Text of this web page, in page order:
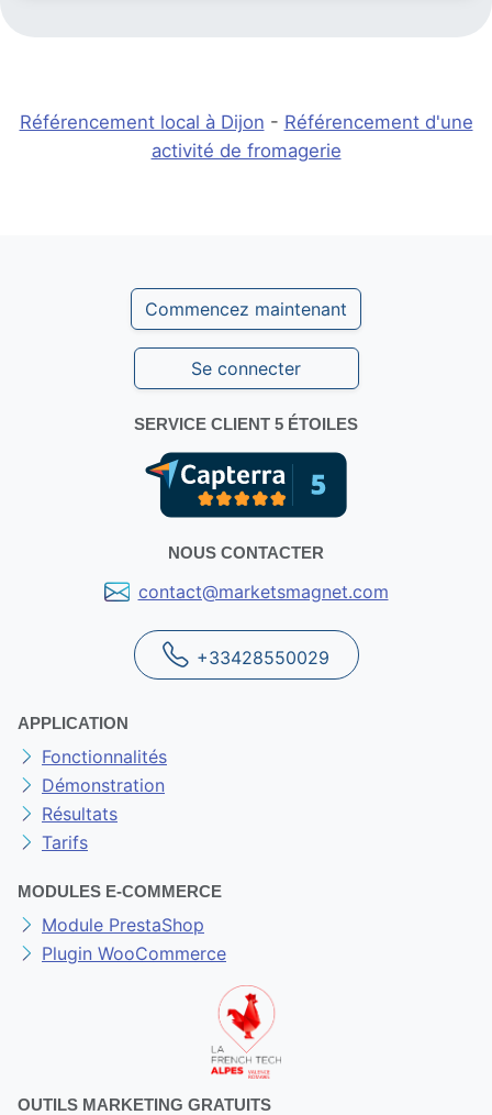
Référencement local à Dijon - Référencement d'une
activité de fromagerie
Commencez maintenant
Se connecter
SERVICE CLIENT 5 ÉTOILES
NOUS CONTACTER
contact@marketsmagnet.com
+33428550029
APPLICATION
Fonctionnalités
Démonstration
Résultats
Tarifs
MODULES E-COMMERCE
Module PrestaShop
Plugin WooCommerce
OUTILS MARKETING GRATUITS